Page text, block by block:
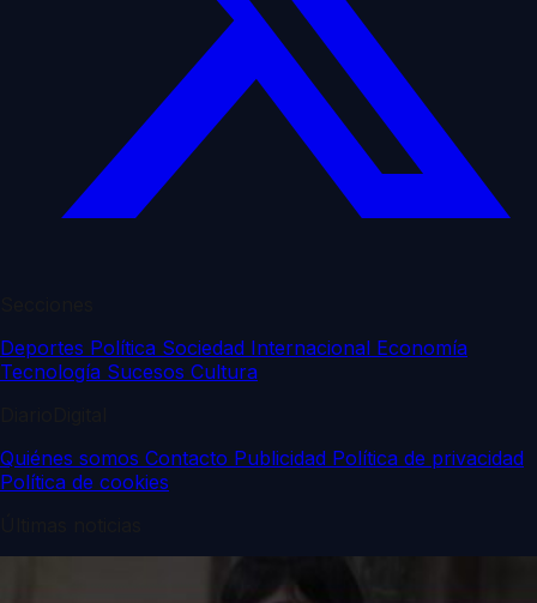
Deportes Política Sociedad Internacional Economía
Tecnología Sucesos Cultura
Quiénes somos Contacto Publicidad Política de privacidad
Política de cookies